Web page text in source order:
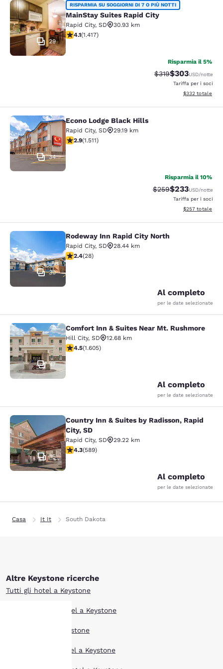
MainStay Suites Rapid City
29
RISPARMIA SU SOGGIORNI DI 7 O PIÙ NOTTI
MainStay Suites Rapid City
Rapid City, SD
30.93 km
Valutazione di 4.12 stelle. Molto buono. 1417 recensioni
4.1(1.417)
Risparmia il 5%
Tariffa di barratura:
$319Tariffa
$303USD/notte
Tariffa per i soci
Visualizza i
$332 totale
Econo Lodge Black Hills
34
Econo Lodge Black Hills
Rapid City, SD
29.19 km
Valutazione di 2.92 stelle. Discreto. 1511 recensioni
2.9(1.511)
Risparmia il 10%
Tariffa di barratura:
$259Tariffa
$233USD/notte
Tariffa per i soci
Visualizza i
$257 totale
Rodeway Inn Rapid City North
30
Rodeway Inn Rapid City North
Rapid City, SD
28.44 km
Valutazione di 2.43 stelle. Discreto. 28 recensioni
2.4(28)
Al completo
per le date selezionate
Comfort Inn & Suites Near Mt.
47
Comfort Inn & Suites Near Mt. Rushmore
Hill City, SD
12.68 km
Valutazione di 4.54 stelle. Ottimo. 1605 recensioni
4.5(1.605)
Al completo
per le date selezionate
Country Inn & Suites by Radisson,
15
Country Inn & Suites by Radisson, Rapid
City, SD
Rapid City, SD
29.22 km
Valutazione di 4.33 stelle. Ottimo. 589 recensioni
4.3(589)
Al completo
per le date selezionate
Casa It It South Dakota
Altre Keystone ricerche
Tutti gli hotel a Keystone
Boutique hotel Hotel a Keystone
Offerte hotel a Keystone
Extended Stay Hotel a Keystone